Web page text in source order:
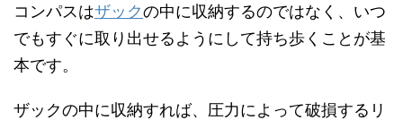
コンパスはザックの中に収納するのではなく、いつ
でもすぐに取り出せるようにして持ち歩くことが基
本です。
ザックの中に収納すれば、圧力によって破損するリ